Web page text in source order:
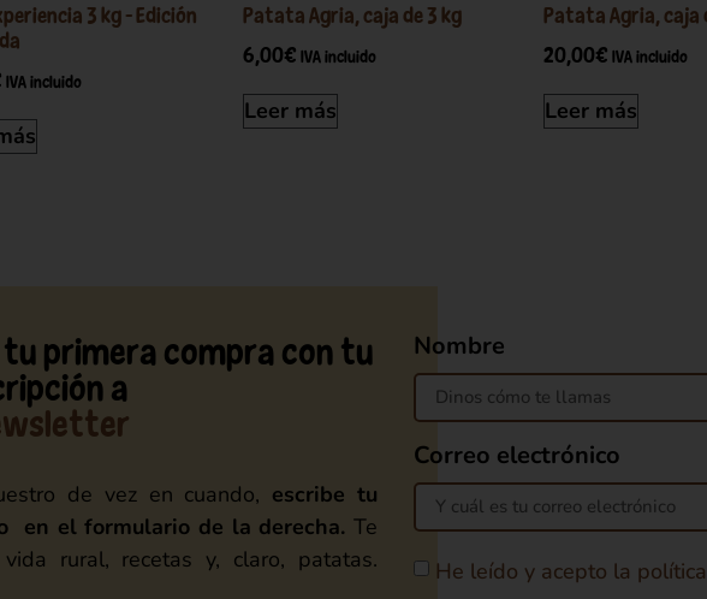
3 kg – Edición
IVA incluido
Patata Agria, caja de 3 kg
6,00€ IVA incluido
Leer más
Patata Agria, caja
20,00€ IVA incluido
Leer más
tu primera compra con tu
a
de vez en cuando, escribe tu
en el formulario de la derecha. Te
rural, recetas y, claro, patatas.
Nombre
Correo electrónico
He leído y acepto la